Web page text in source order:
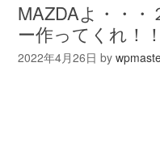
MAZDAよ・・・
ー作ってくれ！！
2022年4月26日 by